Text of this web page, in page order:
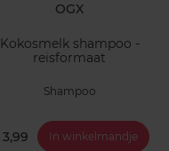
OGX
Kokosmelk shampoo -
reisformaat
Shampoo
In winkelmandje